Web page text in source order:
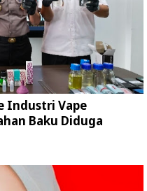
Industri Vape
Baku Diduga